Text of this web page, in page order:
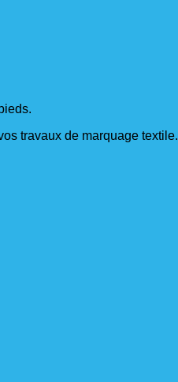
travaux de marquage textile.